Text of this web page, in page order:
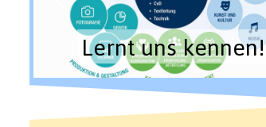
Lernt uns kennen!